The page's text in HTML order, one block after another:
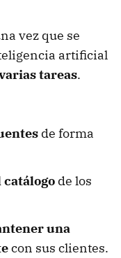
vez que se
artificial
tareas.
de forma
de los
una
con sus clientes.